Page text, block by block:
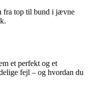
fra top til bund i jævne
et perfekt og et
fejl – og hvordan du